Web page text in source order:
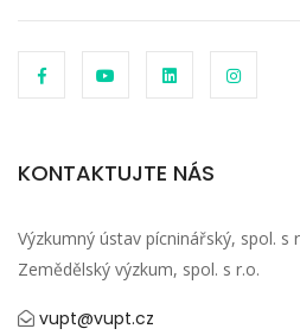
KONTAKTUJTE NÁS
Výzkumný ústav pícninářský, spol. s
Zemědělský výzkum, spol. s r.o.
vupt@vupt.cz